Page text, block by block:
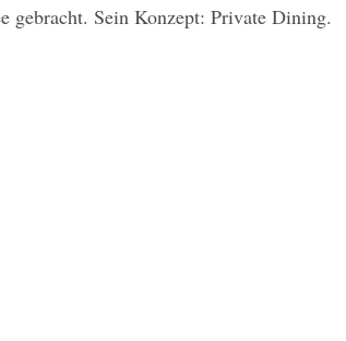
gebracht. Sein Konzept: Private Dining.